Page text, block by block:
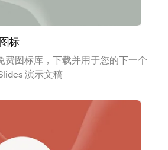
标
费图标库，下载并用于您的下一个
演示文稿